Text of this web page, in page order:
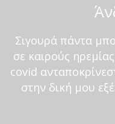
Σιγουρά πάντα
σε καιρούς
covid
στην δική μου